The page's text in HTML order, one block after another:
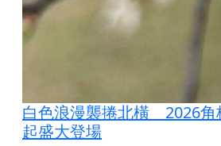
白色浪漫襲捲北橫 2026角
起盛大登場